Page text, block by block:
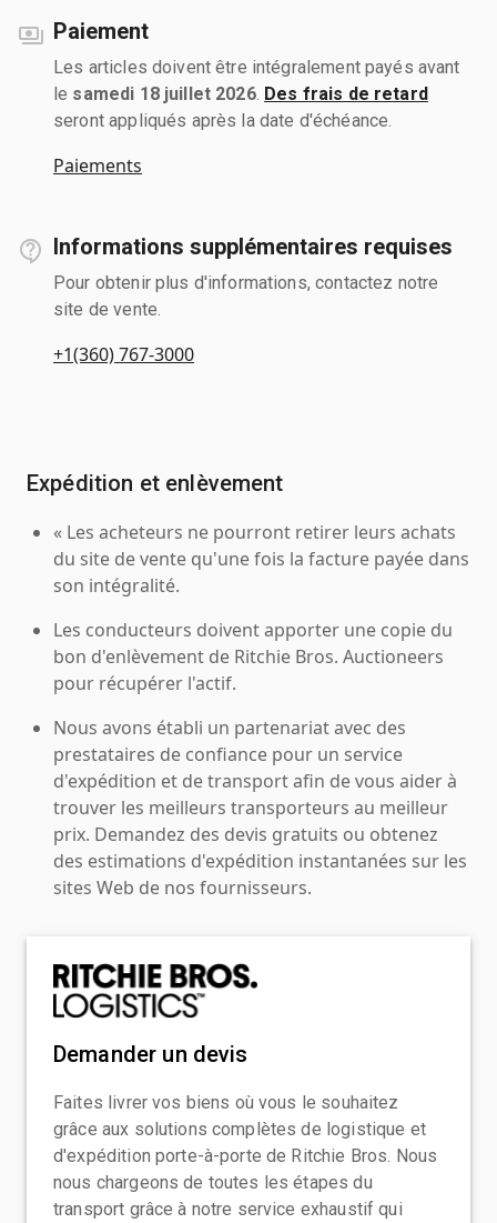
Paiement
Les articles doivent être intégralement payés avant
le samedi 18 juillet 2026. Des frais de retard
seront appliqués après la date d'échéance.
Paiements
Informations supplémentaires requises
Pour obtenir plus d'informations, contactez notre
site de vente.
+1(360) 767-3000
Expédition et enlèvement
« Les acheteurs ne pourront retirer leurs achats
du site de vente qu'une fois la facture payée dans
son intégralité.
Les conducteurs doivent apporter une copie du
bon d'enlèvement de Ritchie Bros. Auctioneers
pour récupérer l'actif.
Nous avons établi un partenariat avec des
prestataires de confiance pour un service
d'expédition et de transport afin de vous aider à
trouver les meilleurs transporteurs au meilleur
prix. Demandez des devis gratuits ou obtenez
des estimations d'expédition instantanées sur les
sites Web de nos fournisseurs.
Demander un devis
Faites livrer vos biens où vous le souhaitez
grâce aux solutions complètes de logistique et
d'expédition porte-à-porte de Ritchie Bros. Nous
nous chargeons de toutes les étapes du
transport grâce à notre service exhaustif qui